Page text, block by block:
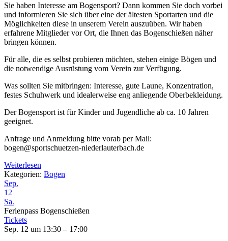
Sie haben Interesse am Bogensport? Dann kommen Sie doch vorbei
und informieren Sie sich über eine der ältesten Sportarten und die
Möglichkeiten diese in unserem Verein auszuüben. Wir haben
erfahrene Mitglieder vor Ort, die Ihnen das Bogenschießen näher
bringen können.
Für alle, die es selbst probieren möchten, stehen einige Bögen und
die notwendige Ausrüstung vom Verein zur Verfügung.
Was sollten Sie mitbringen: Interesse, gute Laune, Konzentration,
festes Schuhwerk und idealerweise eng anliegende Oberbekleidung.
Der Bogensport ist für Kinder und Jugendliche ab ca. 10 Jahren
geeignet.
Anfrage und Anmeldung bitte vorab per Mail:
bogen@sportschuetzen-niederlauterbach.de
Weiterlesen
Kategorien: Bogen
Sep.
12
Sa.
Ferienpass Bogenschießen
Tickets
Sep. 12 um 13:30 – 17:00